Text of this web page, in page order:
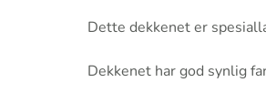
Dette dekkenet er
Dekkenet har god synlig